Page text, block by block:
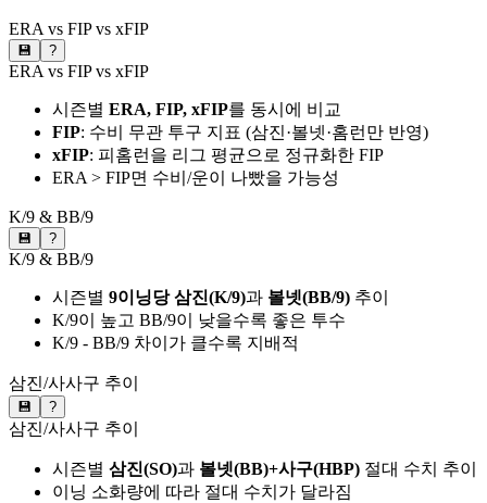
ERA vs FIP vs xFIP
💾 ?
ERA vs FIP vs xFIP
시즌별 ERA, FIP, xFIP를 동시에 비교
FIP: 수비 무관 투구 지표 (삼진·볼넷·홈런만 반영)
xFIP: 피홈런을 리그 평균으로 정규화한 FIP
ERA > FIP면 수비/운이 나빴을 가능성
K/9 & BB/9
💾 ?
K/9 & BB/9
시즌별 9이닝당 삼진(K/9)과 볼넷(BB/9) 추이
K/9이 높고 BB/9이 낮을수록 좋은 투수
K/9 - BB/9 차이가 클수록 지배적
삼진/사사구 추이
💾 ?
삼진/사사구 추이
시즌별 삼진(SO)과 볼넷(BB)+사구(HBP) 절대 수치 추이
이닝 소화량에 따라 절대 수치가 달라짐